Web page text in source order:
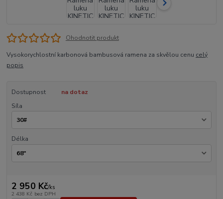
Ohodnotit produkt
Vysokorychlostní karbonová bambusová ramena za skvělou cenu celý
popis
Dostupnost
na dotaz
Síla
Délka
2 950 Kč/ks
2 438 Kč bez DPH